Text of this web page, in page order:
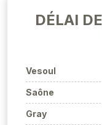
DÉLAI
Vesoul
Saône
Gray